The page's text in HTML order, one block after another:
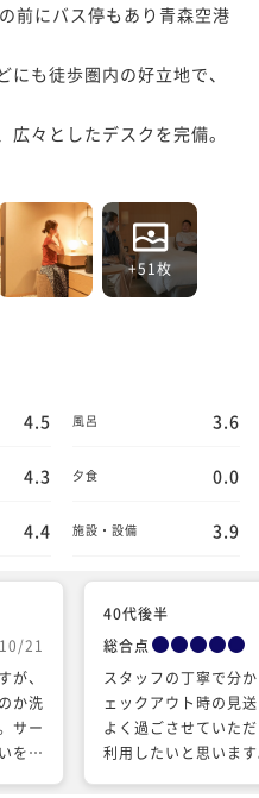
前にバス停もあり青森空港
も徒歩圏内の好立地で、
々としたデスクを完備。
+51枚
4.5 風呂 3.6
4.3 夕食 0.0
4.4 施設・設備 3.9
21
が、
か洗
サー
を消
40代後半
総合点
スタッフの丁寧で分
ェックアウト時の見
よく過ごさせていた
利用したいと思いま